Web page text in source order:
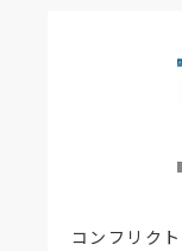
コンフリク